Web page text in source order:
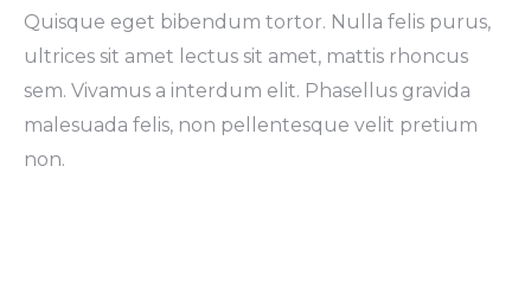
Quisque eget bibendum tortor. Nulla felis purus,
ultrices sit amet lectus sit amet, mattis rhoncus
sem. Vivamus a interdum elit. Phasellus gravida
malesuada felis, non pellentesque velit pretium
non.